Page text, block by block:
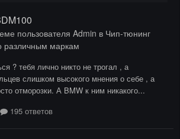
пользователя Admin в Чип-тюнинг
маркам
? тебя лично никто не трогал , а
слишком высокого мнения о себе , а
отморозки. А BMW к ним никакого...
195 ответов